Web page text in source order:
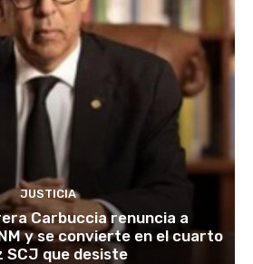
JUSTICIA
Carbuccia renuncia a
y se convierte en el cuarto
SCJ que desiste